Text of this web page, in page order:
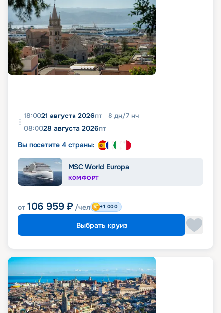
18:0021 августа 2026пт 8 дн/7 нч
08:0028 августа 2026пт
Вы посетите 4 страны:
MSC World Europa
КОМФОРТ
от 106 959 ₽ /чел +1 000
Выбрать круиз